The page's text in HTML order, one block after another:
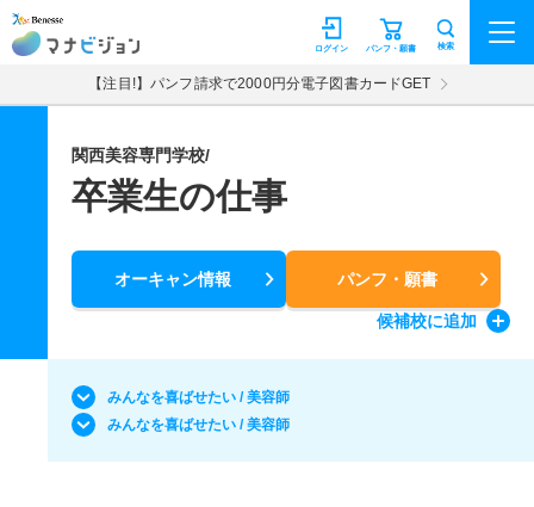
マナビジョン パンフ・願書
ログイン 検索
【注目!】パンフ請求で2000円分電子図書カードGET
関西美容専門学校/
卒業生の仕事
オーキャン情報 パンフ・願書
候補校に追加
みんなを喜ばせたい / 美容師
みんなを喜ばせたい / 美容師